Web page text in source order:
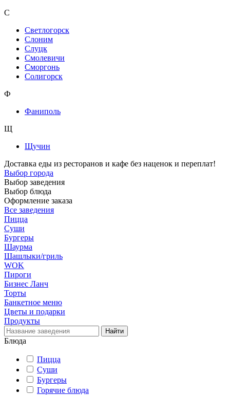
С
Светлогорск
Слоним
Слуцк
Смолевичи
Сморгонь
Солигорск
Ф
Фаниполь
Щ
Щучин
Доставка еды из ресторанов и кафе без наценок и переплат!
Выбор города
Выбор заведения
Выбор блюда
Оформление заказа
Все заведения
Пицца
Суши
Бургеры
Шаурма
Шашлыки/гриль
WOK
Пироги
Бизнес Ланч
Торты
Банкетное меню
Цветы и подарки
Продукты
Блюда
Пицца
Суши
Бургеры
Горячие блюда